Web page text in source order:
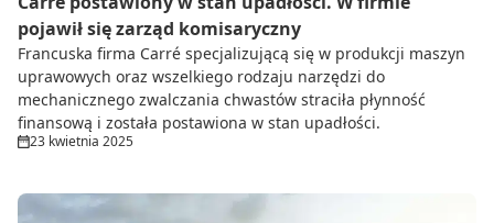
pojawił się zarząd komisaryczny
Francuska firma Carré specjalizującą się w produkcji maszyn
uprawowych oraz wszelkiego rodzaju narzędzi do
mechanicznego zwalczania chwastów straciła płynność
finansową i została postawiona w stan upadłości.
23 kwietnia 2025